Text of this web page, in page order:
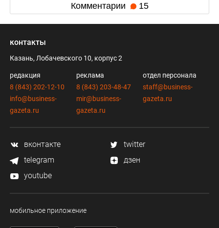
Комментарии 15
контакты
Казань, Лобачевского 10, корпус 2
редакция
8 (843) 202-12-10
info@business-
gazeta.ru
реклама
8 (843) 203-48-47
mir@business-
gazeta.ru
отдел персонала
staff@business-
gazeta.ru
вконтакте
twitter
telegram
дзен
youtube
мобильное приложение